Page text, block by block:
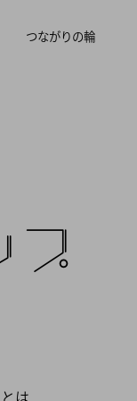
つながりの輪
プ
は